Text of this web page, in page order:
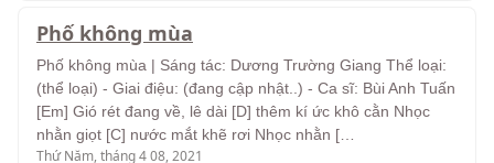
Phố không mùa
Phố không mùa | Sáng tác: Dương Trường Giang Thể loại:
(thể loại) - Giai điệu: (đang cập nhật..) - Ca sĩ: Bùi Anh Tuấn
[Em] Gió rét đang về, lê dài [D] thêm kí ức khô cằn Nhọc
nhằn giọt [C] nước mắt khẽ rơi Nhọc nhằn […
Thứ Năm, tháng 4 08, 2021